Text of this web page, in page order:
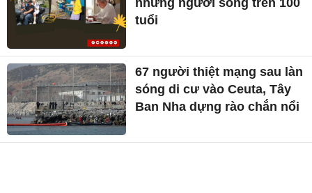
những người sống trên 100
tuổi
67 người thiệt mạng sau làn
sóng di cư vào Ceuta, Tây
Ban Nha dựng rào chắn nổi